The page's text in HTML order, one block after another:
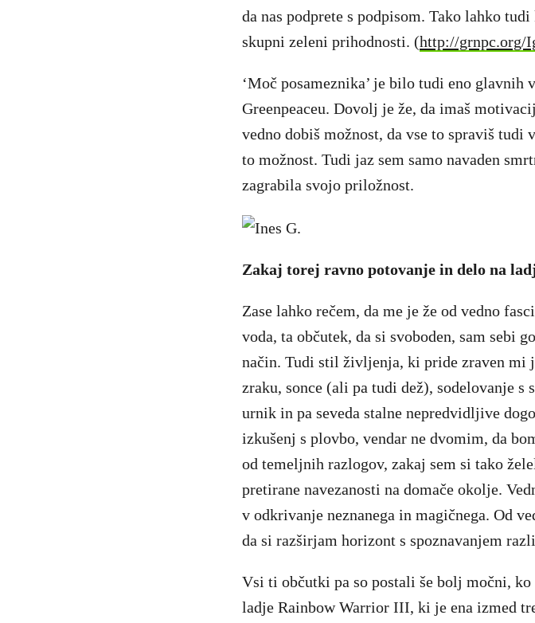
da nas podprete s podpisom. Tako lahko
skupni zeleni prihodnosti. (http://grnpc.org/
‘Moč posameznika’ je bilo tudi eno
Greenpeaceu. Dovolj je že, da imaš
vedno dobiš možnost, da vse to spraviš tudi
to možnost. Tudi jaz sem samo navaden
zagrabila svojo priložnost.
Zakaj torej ravno potovanje in delo na
Zase lahko rečem, da me je že od vedno
voda, ta občutek, da si svoboden, sam sebi
način. Tudi stil življenja, ki pride zraven mi
zraku, sonce (ali pa tudi dež), sodelovanje
urnik in pa seveda stalne nepredvidljive
izkušenj s plovbo, vendar ne dvomim, da
od temeljnih razlogov, zakaj sem si tako
pretirane navezanosti na domače okolje.
v odkrivanje neznanega in magičnega. Od
da si razširjam horizont s spoznavanjem
Vsi ti občutki pa so postali še bolj močni,
ladje Rainbow Warrior III, ki je ena izmed